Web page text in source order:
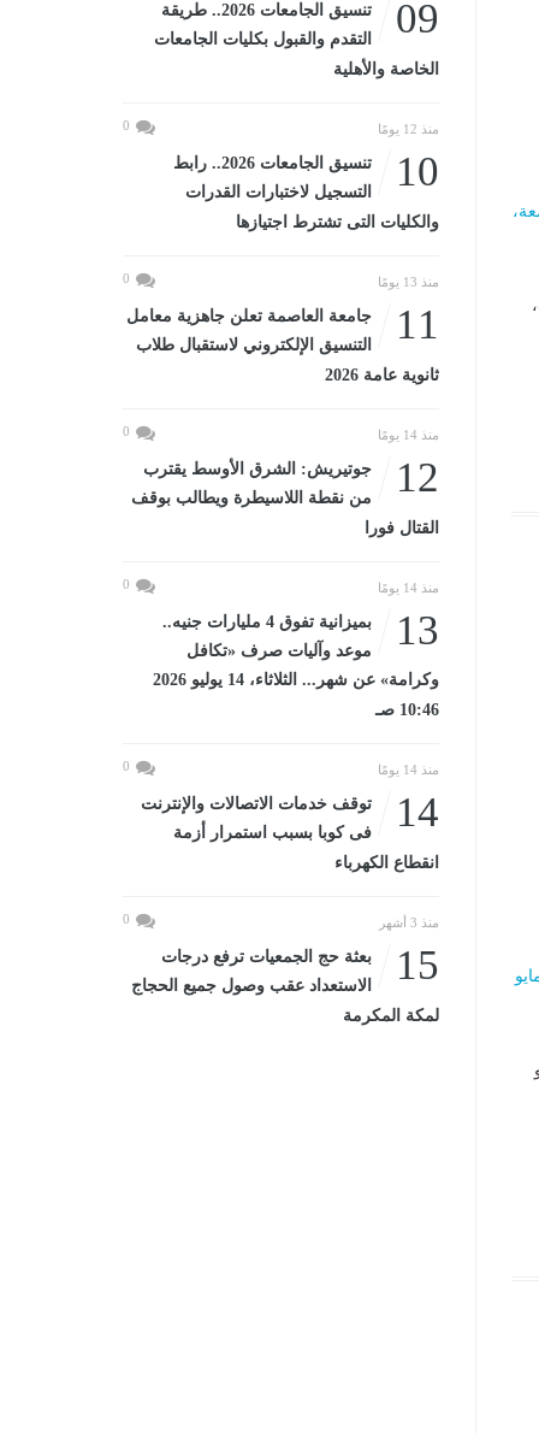
15 مايو
09
تنسيق الجامعات 2026.. طريقة
التقدم والقبول بكليات الجامعات
الخاصة والأهلية
منذ 12 يومًا 0
10
تنسيق الجامعات 2026.. رابط
التسجيل لاختبارات القدرات
والكليات التى تشترط اجتيازها
منذ 13 يومًا 0
11
جامعة العاصمة تعلن جاهزية معامل
التنسيق الإلكتروني لاستقبال طلاب
ثانوية عامة 2026
منذ 14 يومًا 0
12
جوتيريش: الشرق الأوسط يقترب
من نقطة اللاسيطرة ويطالب بوقف
القتال فورا
منذ 14 يومًا 0
13
بميزانية تفوق 4 مليارات جنيه..
موعد وآليات صرف «تكافل
وكرامة» عن شهر... الثلاثاء، 14 يوليو 2026
10:46 صـ
منذ 14 يومًا 0
14
توقف خدمات الاتصالات والإنترنت
فى كوبا بسبب استمرار أزمة
انقطاع الكهرباء
منذ 3 أشهر 0
15
بعثة حج الجمعيات ترفع درجات
الاستعداد عقب وصول جميع الحجاج
لمكة المكرمة